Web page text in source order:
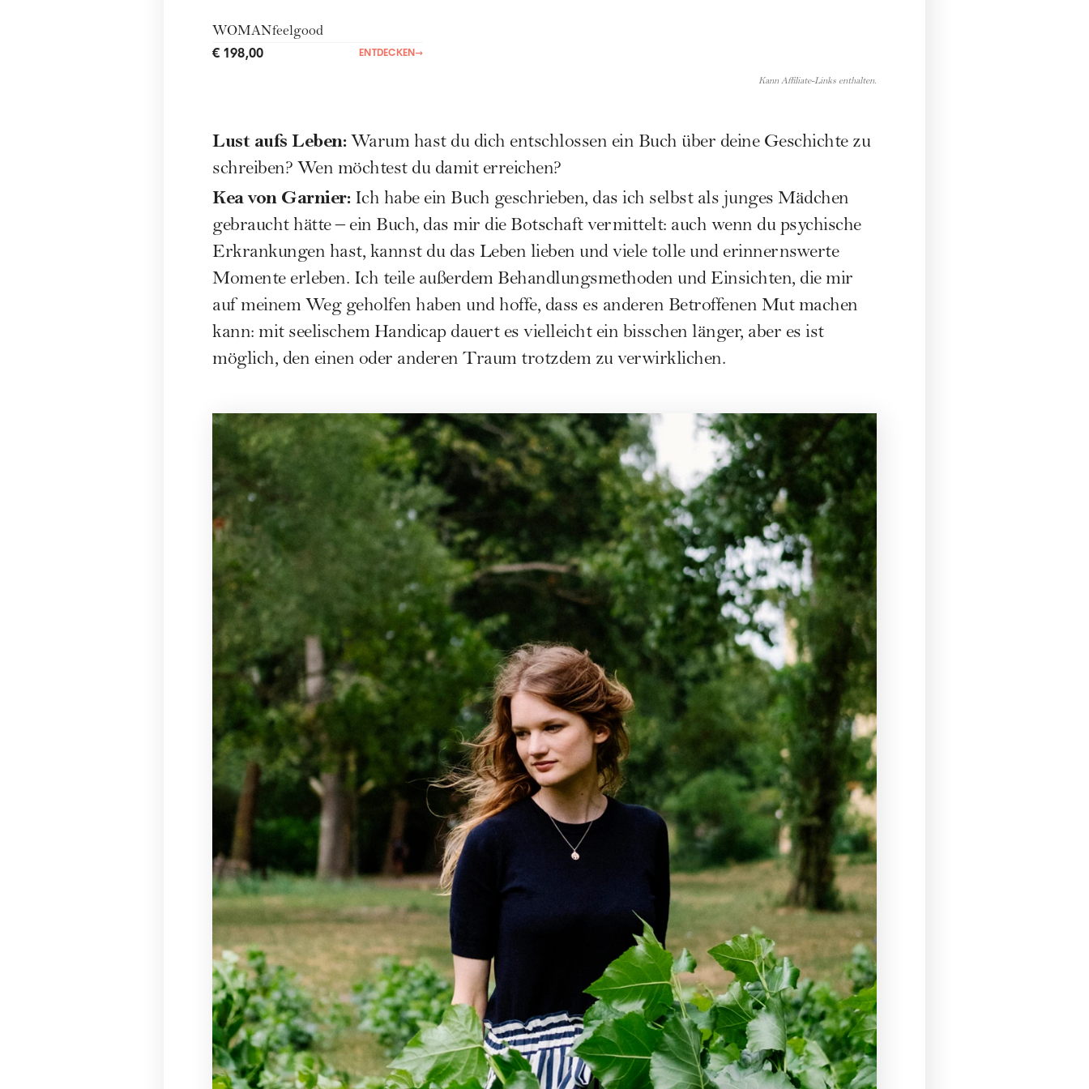
WOMANfeelgood
€ 198,00 ENTDECKEN→
Kann Affiliate-Links enthalten.
Lust aufs Leben: Warum hast du dich entschlossen ein Buch über deine Geschichte zu
schreiben? Wen möchtest du damit erreichen?
Kea von Garnier: Ich habe ein Buch geschrieben, das ich selbst als junges Mädchen
gebraucht hätte – ein Buch, das mir die Botschaft vermittelt: auch wenn du psychische
Erkrankungen hast, kannst du das Leben lieben und viele tolle und erinnernswerte
Momente erleben. Ich teile außerdem Behandlungsmethoden und Einsichten, die mir
auf meinem Weg geholfen haben und hoffe, dass es anderen Betroffenen Mut machen
kann: mit seelischem Handicap dauert es vielleicht ein bisschen länger, aber es ist
möglich, den einen oder anderen Traum trotzdem zu verwirklichen.